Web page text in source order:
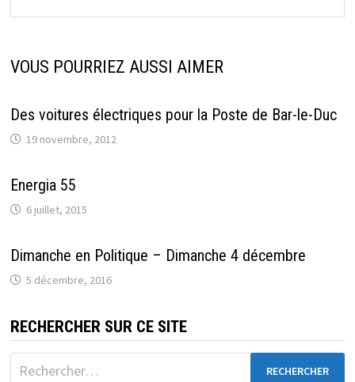
VOUS POURRIEZ AUSSI AIMER
Des voitures électriques pour la Poste de Bar-le-Duc
19 novembre, 2012
Energia 55
6 juillet, 2015
Dimanche en Politique – Dimanche 4 décembre
5 décembre, 2016
RECHERCHER SUR CE SITE
Rechercher :